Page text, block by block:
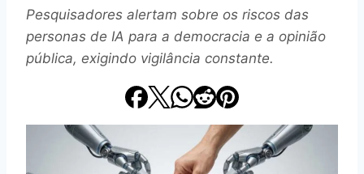
Pesquisadores alertam sobre os riscos das
personas de IA para a democracia e a opinião
pública, exigindo vigilância constante.